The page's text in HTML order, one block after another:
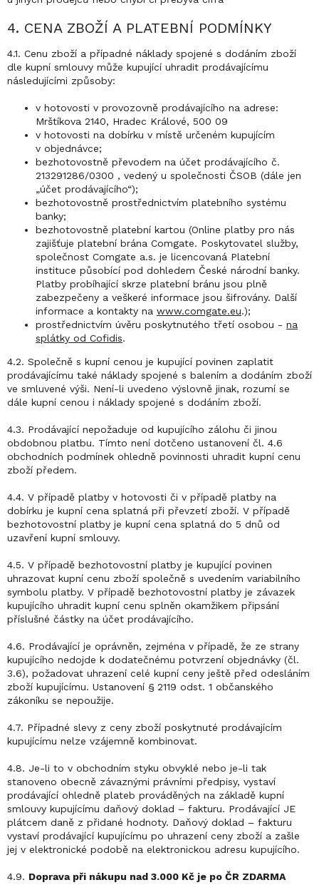
4. CENA ZBOŽÍ A PLATEBNÍ PODMÍNKY
4.1. Cenu zboží a případné náklady spojené s dodáním zboží
dle kupní smlouvy může kupující uhradit prodávajícímu
následujícími způsoby:
v hotovosti v provozovně prodávajícího na adrese:
Mrštíkova 2140, Hradec Králové, 500 09
v hotovosti na dobírku v místě určeném kupujícím
v objednávce;
bezhotovostně převodem na účet prodávajícího č.
213291286/0300 , vedený u společnosti ČSOB (dále jen
„účet prodávajícího“);
bezhotovostně prostřednictvím platebního systému
banky;
bezhotovostně platební kartou (Online platby pro nás
zajišťuje platební brána Comgate. Poskytovatel služby,
společnost Comgate a.s. je licencovaná Platební
instituce působící pod dohledem České národní banky.
Platby probíhající skrze platební bránu jsou plně
zabezpečeny a veškeré informace jsou šifrovány. Další
informace a kontakty na www.comgate.eu.);
prostřednictvím úvěru poskytnutého třetí osobou - na
splátky od Cofidis.
4.2. Společně s kupní cenou je kupující povinen zaplatit
prodávajícímu také náklady spojené s balením a dodáním zboží
ve smluvené výši. Není-li uvedeno výslovně jinak, rozumí se
dále kupní cenou i náklady spojené s dodáním zboží.
4.3. Prodávající nepožaduje od kupujícího zálohu či jinou
obdobnou platbu. Tímto není dotčeno ustanovení čl. 4.6
obchodních podmínek ohledně povinnosti uhradit kupní cenu
zboží předem.
4.4. V případě platby v hotovosti či v případě platby na
dobírku je kupní cena splatná při převzetí zboží. V případě
bezhotovostní platby je kupní cena splatná do 5 dnů od
uzavření kupní smlouvy.
4.5. V případě bezhotovostní platby je kupující povinen
uhrazovat kupní cenu zboží společně s uvedením variabilního
symbolu platby. V případě bezhotovostní platby je závazek
kupujícího uhradit kupní cenu splněn okamžikem připsání
příslušné částky na účet prodávajícího.
4.6. Prodávající je oprávněn, zejména v případě, že ze strany
kupujícího nedojde k dodatečnému potvrzení objednávky (čl.
3.6), požadovat uhrazení celé kupní ceny ještě před odesláním
zboží kupujícímu. Ustanovení § 2119 odst. 1 občanského
zákoníku se nepoužije.
4.7. Případné slevy z ceny zboží poskytnuté prodávajícím
kupujícímu nelze vzájemně kombinovat.
4.8. Je-li to v obchodním styku obvyklé nebo je-li tak
stanoveno obecně závaznými právními předpisy, vystaví
prodávající ohledně plateb prováděných na základě kupní
smlouvy kupujícímu daňový doklad – fakturu. Prodávající JE
plátcem daně z přidané hodnoty. Daňový doklad – fakturu
vystaví prodávající kupujícímu po uhrazení ceny zboží a zašle
jej v elektronické podobě na elektronickou adresu kupujícího.
4.9. Doprava při nákupu nad 3.000 Kč je po ČR ZDARMA